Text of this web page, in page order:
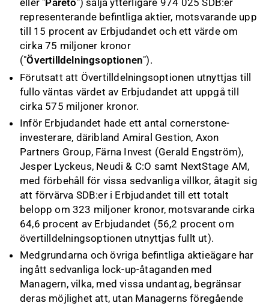
eller "Pareto") sälja ytterligare 974 025 SDB:er
representerande befintliga aktier, motsvarande upp
till 15 procent av Erbjudandet och ett värde om
cirka 75 miljoner kronor
("Övertilldelningsoptionen").
Förutsatt att Övertilldelningsoptionen utnyttjas till
fullo väntas värdet av Erbjudandet att uppgå till
cirka 575 miljoner kronor.
Inför Erbjudandet hade ett antal cornerstone-
investerare, däribland Amiral Gestion, Axon
Partners Group, Färna Invest (Gerald Engström),
Jesper Lyckeus, Neudi & C:O samt NextStage AM,
med förbehåll för vissa sedvanliga villkor, åtagit sig
att förvärva SDB:er i Erbjudandet till ett totalt
belopp om 323 miljoner kronor, motsvarande cirka
64,6 procent av Erbjudandet (56,2 procent om
övertilldelningsoptionen utnyttjas fullt ut).
Medgrundarna och övriga befintliga aktieägare har
ingått sedvanliga lock-up-åtaganden med
Managern, vilka, med vissa undantag, begränsar
deras möjlighet att, utan Managerns föregående